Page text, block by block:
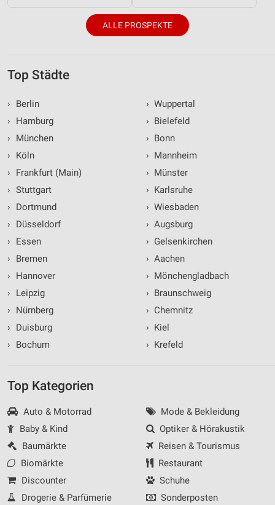
ALLE PROSPEKTE
Top Städte
›
Berlin
›
Hamburg
›
München
›
Köln
›
Frankfurt (Main)
› Stuttgart
›
Dortmund
›
Düsseldorf
›
Essen
›
Bremen
›
Hannover
›
Leipzig
›
Nürnberg
›
Duisburg
›
Bochum
› Wuppertal
› Bielefeld
› Bonn
› Mannheim
› Münster
› Karlsruhe
› Wiesbaden
› Augsburg
› Gelsenkirchen
› Aachen
› Mönchengladbach
› Braunschweig
› Chemnitz
› Kiel
› Krefeld
Top Kategorien
Auto & Motorrad
Baby & Kind
Baumärkte
Biomärkte
Discounter
Drogerie & Parfümerie
Mode & Bekleidung
Optiker & Hörakustik
Reisen & Tourismus
Restaurant
Schuhe
Sonderposten